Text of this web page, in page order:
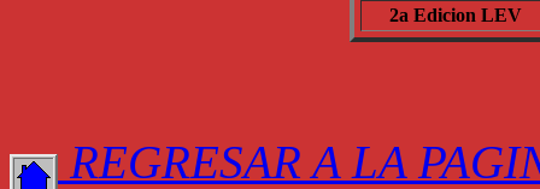
2a Edicion LEV
REGRESAR A LA